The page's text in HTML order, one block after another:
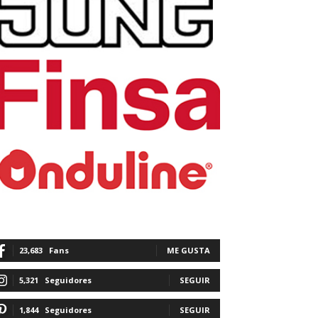
23,683 Fans ME GUSTA
5,321 Seguidores SEGUIR
1,844 Seguidores SEGUIR